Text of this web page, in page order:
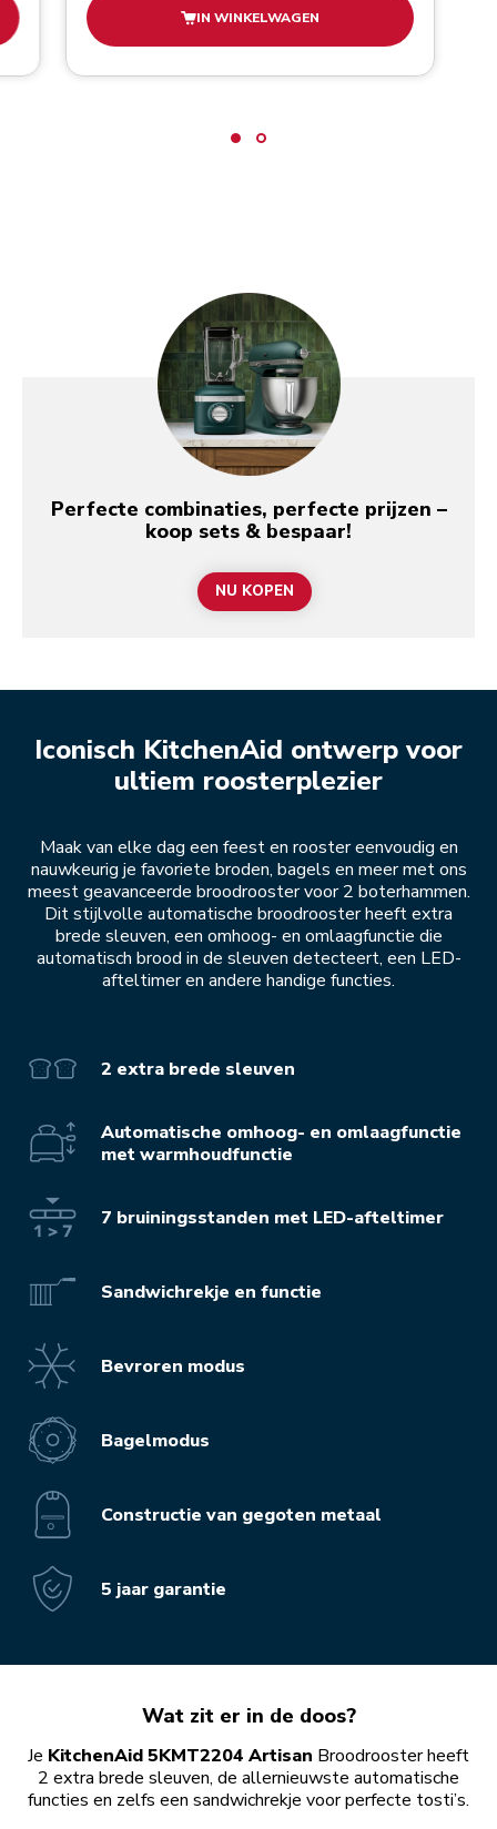
IN WINKELWAGEN
Perfecte combinaties, perfecte prijzen –
koop sets & bespaar!
NU KOPEN
Iconisch KitchenAid ontwerp voor
ultiem roosterplezier
Maak van elke dag een feest en rooster eenvoudig en
nauwkeurig je favoriete broden, bagels en meer met ons
meest geavanceerde broodrooster voor 2 boterhammen.
Dit stijlvolle automatische broodrooster heeft extra
brede sleuven, een omhoog- en omlaagfunctie die
automatisch brood in de sleuven detecteert, een LED-
afteltimer en andere handige functies.
2 extra brede sleuven
Automatische omhoog- en omlaagfunctie
met warmhoudfunctie
7 bruiningsstanden met LED-afteltimer
Sandwichrekje en functie
Bevroren modus
Bagelmodus
Constructie van gegoten metaal
5 jaar garantie
Wat zit er in de doos?
Je KitchenAid 5KMT2204 Artisan Broodrooster heeft
2 extra brede sleuven, de allernieuwste automatische
functies en zelfs een sandwichrekje voor perfecte tosti’s.